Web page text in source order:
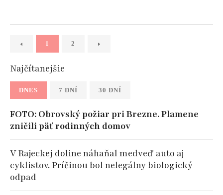
1 2
Najčítanejšie
DNES 7 DNÍ 30 DNÍ
FOTO: Obrovský požiar pri Brezne. Plamene
zničili päť rodinných domov
V Rajeckej doline náhaňal medveď auto aj
cyklistov. Príčinou bol nelegálny biologický
odpad